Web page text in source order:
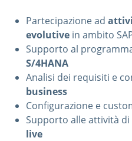
Partecipazione ad
evolutive in ambito
Supporto al
S/4HANA
Analisi dei requisiti e
business
Configurazione e
Supporto alle attività di
live